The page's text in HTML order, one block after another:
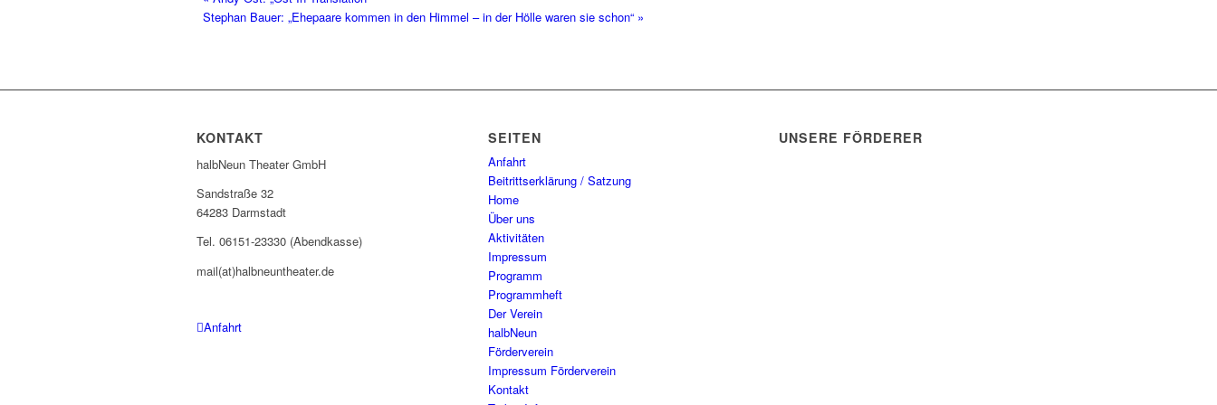
Stephan Bauer: „Ehepaare kommen in den Himmel – in der Hölle waren sie schon“ »
KONTAKT
halbNeun Theater GmbH
Sandstraße 32
64283 Darmstadt
Tel. 06151-23330 (Abendkasse)
mail(at)halbneuntheater.de
Anfahrt
SEITEN
Anfahrt
Beitrittserklärung / Satzung
Home
Über uns
Aktivitäten
Impressum
Programm
Programmheft
Der Verein
halbNeun
Förderverein
Impressum Förderverein
Kontakt
UNSERE FÖRDERER